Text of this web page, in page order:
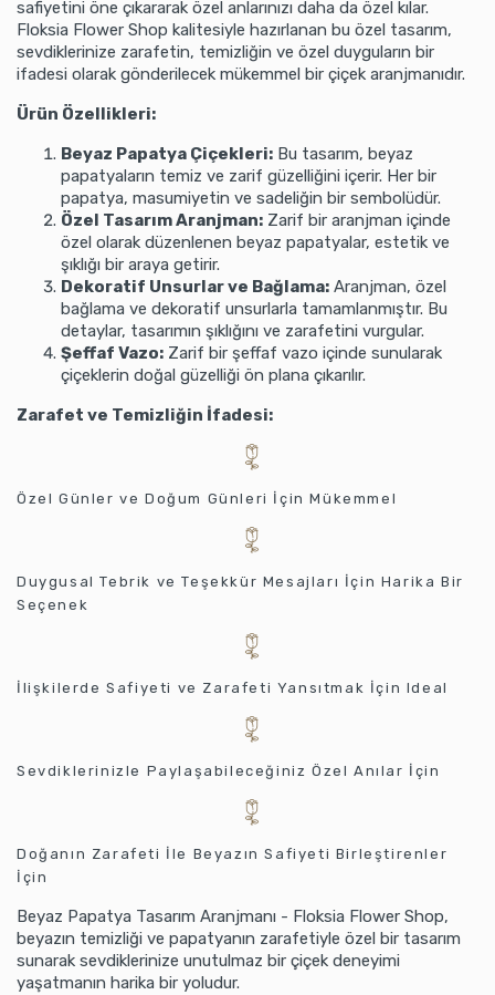
safiyetini öne çıkararak özel anlarınızı daha da özel kılar.
Floksia Flower Shop kalitesiyle hazırlanan bu özel tasarım,
sevdiklerinize zarafetin, temizliğin ve özel duyguların bir
ifadesi olarak gönderilecek mükemmel bir çiçek aranjmanıdır.
Ürün Özellikleri:
Beyaz Papatya Çiçekleri: Bu tasarım, beyaz
papatyaların temiz ve zarif güzelliğini içerir. Her bir
papatya, masumiyetin ve sadeliğin bir sembolüdür.
Özel Tasarım Aranjman: Zarif bir aranjman içinde
özel olarak düzenlenen beyaz papatyalar, estetik ve
şıklığı bir araya getirir.
Dekoratif Unsurlar ve Bağlama: Aranjman, özel
bağlama ve dekoratif unsurlarla tamamlanmıştır. Bu
detaylar, tasarımın şıklığını ve zarafetini vurgular.
Şeffaf Vazo: Zarif bir şeffaf vazo içinde sunularak
çiçeklerin doğal güzelliği ön plana çıkarılır.
Zarafet ve Temizliğin İfadesi:
Özel Günler ve Doğum Günleri İçin Mükemmel
Duygusal Tebrik ve Teşekkür Mesajları İçin Harika Bir
Seçenek
İlişkilerde Safiyeti ve Zarafeti Yansıtmak İçin Ideal
Sevdiklerinizle Paylaşabileceğiniz Özel Anılar İçin
Doğanın Zarafeti İle Beyazın Safiyeti Birleştirenler
İçin
Beyaz Papatya Tasarım Aranjmanı - Floksia Flower Shop,
beyazın temizliği ve papatyanın zarafetiyle özel bir tasarım
sunarak sevdiklerinize unutulmaz bir çiçek deneyimi
yaşatmanın harika bir yoludur.